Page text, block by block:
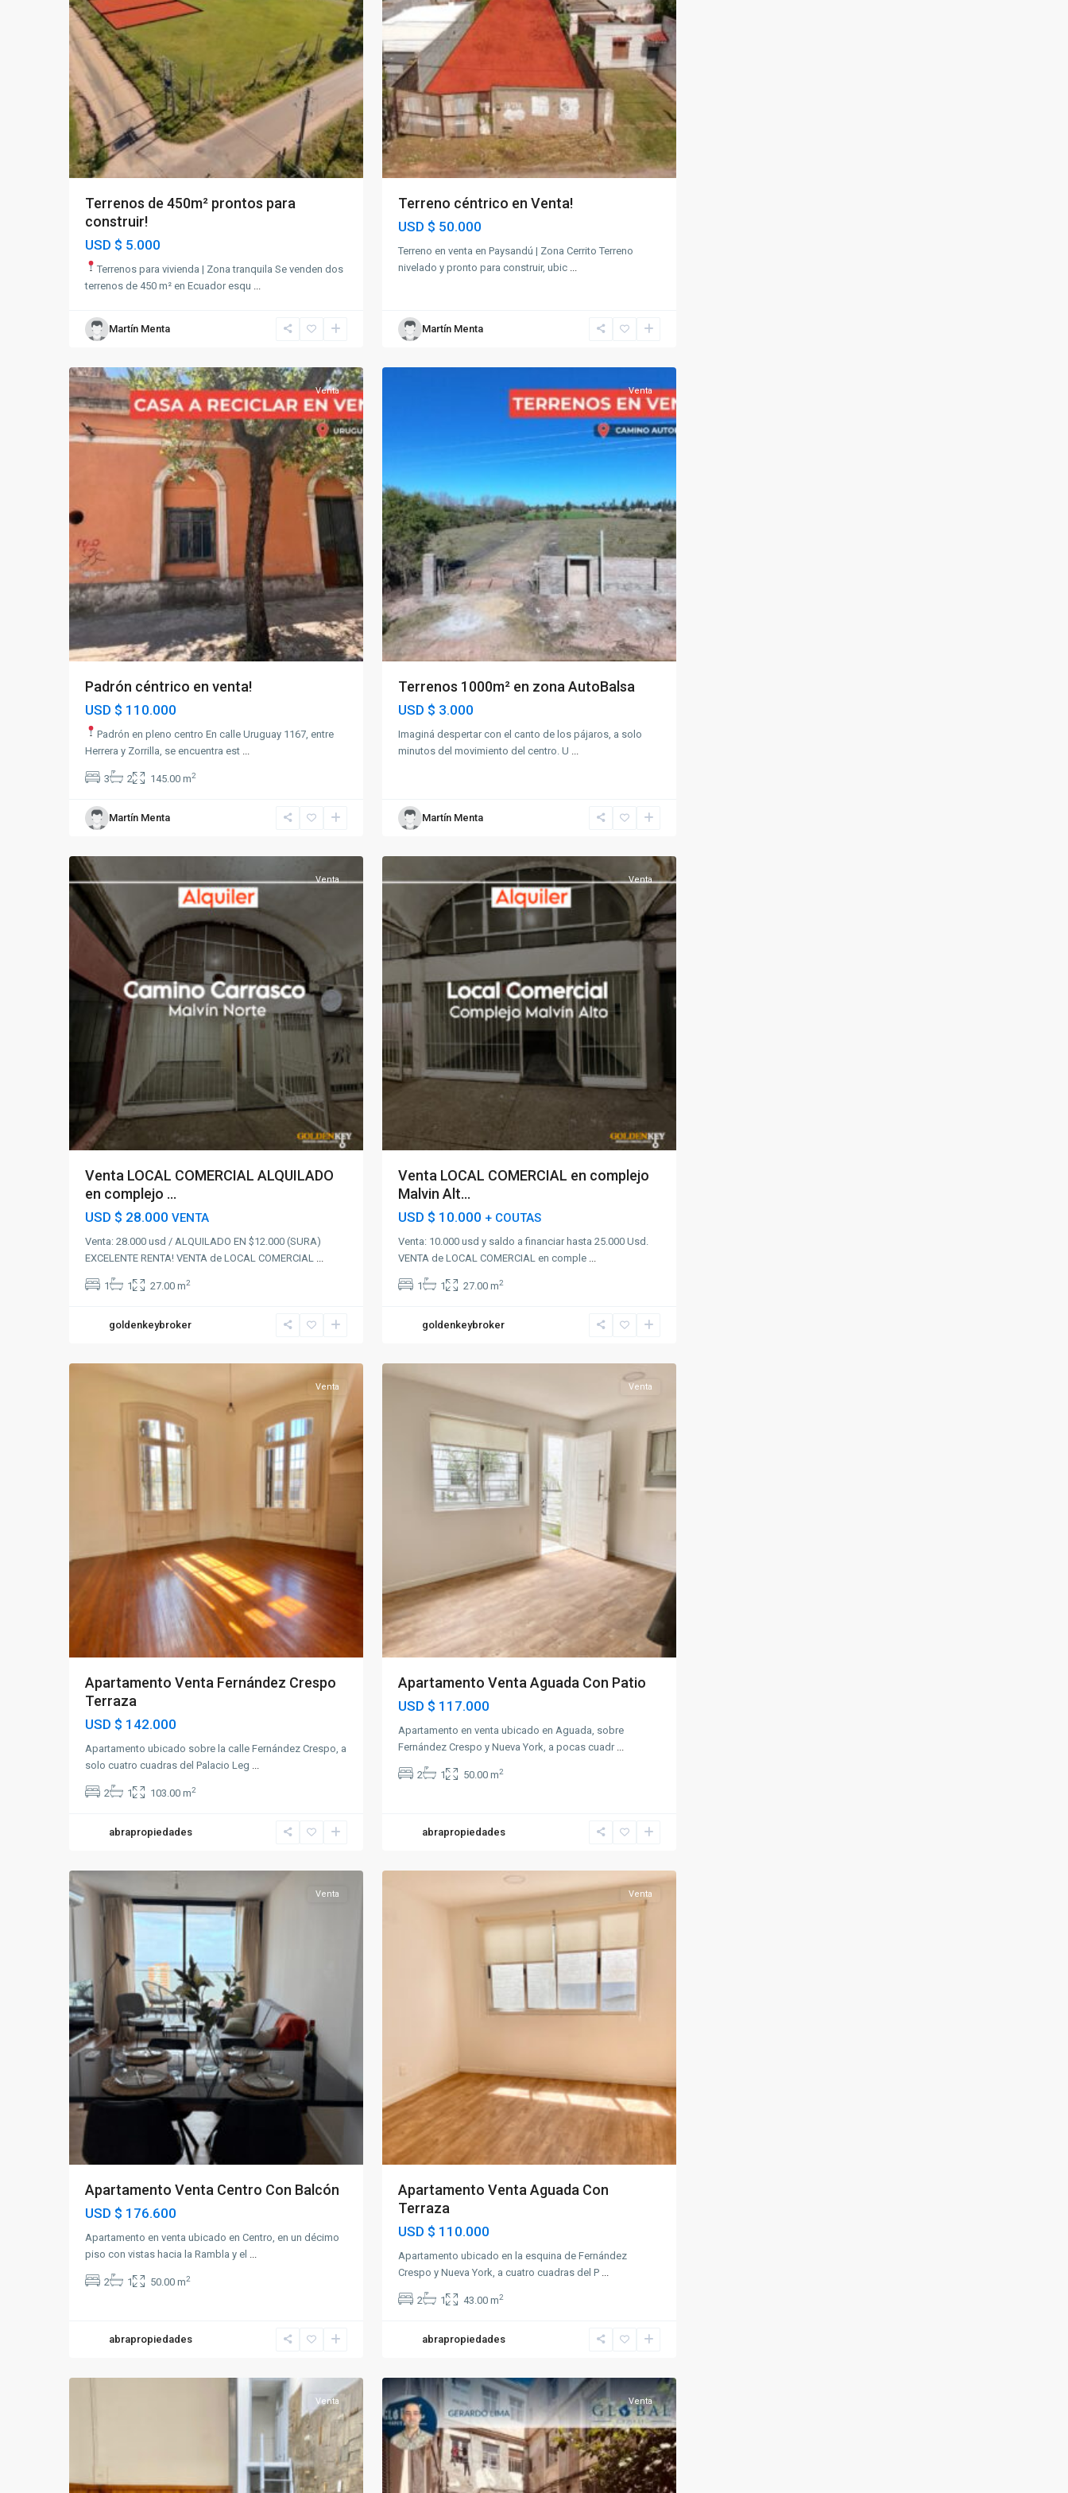
Terrenos de 450m² prontos para
construir!
USD $ 5.000
Terrenos para vivienda | Zona tranquila Se venden dos
terrenos de 450 m² en Ecuador esqu
Martín Menta
Terreno céntrico en Venta!
USD $ 50.000
Terreno en venta en Paysandú | Zona Cerrito Terreno
nivelado y pronto para construir, ubic ...
Martín Menta
Venta
Padrón céntrico en venta!
USD $ 110.000
Padrón en pleno centro En calle Uruguay 1167, entre
Herrera y Zorrilla, se encuentra est
3 2 145.00 m2
Martín Menta
Venta
Terrenos 1000m² en zona AutoBalsa
USD $ 3.000
Imaginá despertar con el canto de los pájaros, a solo
minutos del movimiento del centro. U ...
Martín Menta
Malvin
Venta
Venta LOCAL COMERCIAL ALQUILADO
en complejo ...
USD $ 28.000 VENTA
Venta: 28.000 usd / ALQUILADO EN $12.000 (SURA)
EXCELENTE RENTA! VENTA de LOCAL COMERCIAL
1 1 27.00 m2
goldenkeybroker
Malvin
Venta
Venta LOCAL COMERCIAL en complejo
Malvin Alt...
USD $ 10.000 + COUTAS
Venta: 10.000 usd y saldo a financiar hasta 25.000 Usd.
VENTA de LOCAL COMERCIAL en comple
1 1 27.00 m2
goldenkeybroker
Venta
Apartamento Venta Fernández Crespo
Terraza
USD $ 142.000
Apartamento ubicado sobre la calle Fernández Crespo, a
solo cuatro cuadras del Palacio Leg
2 1 103.00 m2
abrapropiedades
Venta
Apartamento Venta Aguada Con Patio
USD $ 117.000
Apartamento en venta ubicado en Aguada, sobre
Fernández Crespo y Nueva York, a pocas cuadr ...
2 1 50.00 m2
abrapropiedades
Venta
Apartamento Venta Centro Con Balcón
USD $ 176.600
Apartamento en venta ubicado en Centro, en un décimo
piso con vistas hacia la Rambla y el ...
2 1 50.00 m2
abrapropiedades
Venta
Apartamento Venta Aguada Con
Terraza
USD $ 110.000
Apartamento ubicado en la esquina de Fernández
Crespo y Nueva York, a cuatro cuadras del P
2 1 43.00 m2
abrapropiedades
Brazo
Venta Venta